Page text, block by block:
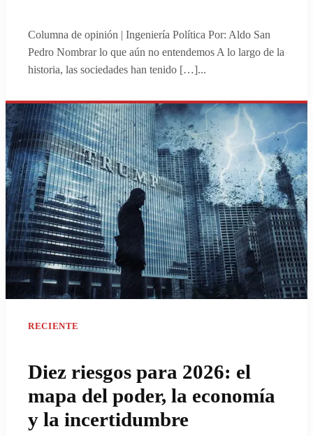
Columna de opinión | Ingeniería Política Por: Aldo San
Pedro Nombrar lo que aún no entendemos A lo largo de la
historia, las sociedades han tenido […]...
RECIENTE
Diez riesgos para 2026: el
mapa del poder, la economía
y la incertidumbre